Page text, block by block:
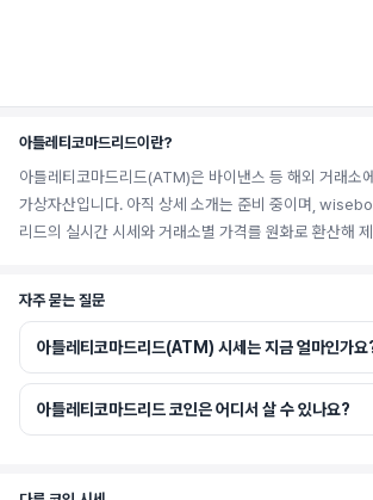
아틀레티코마드리드이란?
아틀레티코마드리드(ATM)은 바이낸스 등 해외 거래소
가상자산입니다. 아직 상세 소개는 준비 중이며,
리드의 실시간 시세와 거래소별 가격를 원화로 환산해
자주 묻는 질문
아틀레티코마드리드(ATM) 시세는 지금 얼마인가요
아틀레티코마드리드 코인은 어디서 살 수 있나요?